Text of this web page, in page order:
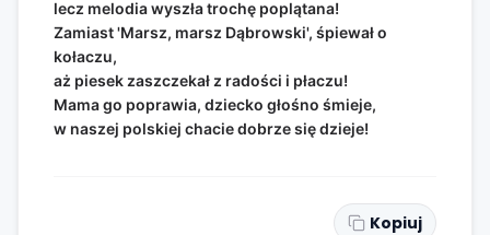
lecz melodia wyszła trochę poplątana!
Zamiast 'Marsz, marsz Dąbrowski', śpiewał o
kołaczu,
aż piesek zaszczekał z radości i płaczu!
Mama go poprawia, dziecko głośno śmieje,
w naszej polskiej chacie dobrze się dzieje!
Kopiuj